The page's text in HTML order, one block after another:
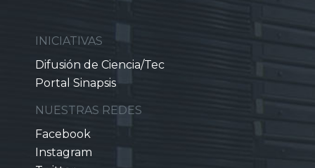
INICIATIVAS
Difusión de Ciencia/Tec
Portal Sinapsis
NUESTRAS REDES
Facebook
Instagram